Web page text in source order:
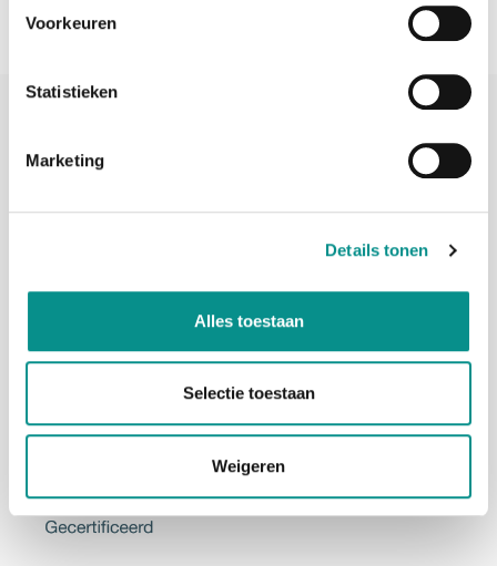
Voorkeuren
Statistieken
Marketing
Details tonen
Alles toestaan
Selectie toestaan
Weigeren
Telefoon 075-6163779
info@onlinemacwinkel.nl